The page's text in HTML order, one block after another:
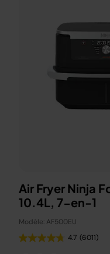
Air Fryer Ninja
10.4L, 7-en-1
Modèle: AF500EU
4.7 (6011)